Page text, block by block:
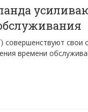
совершенствуют свои
времени